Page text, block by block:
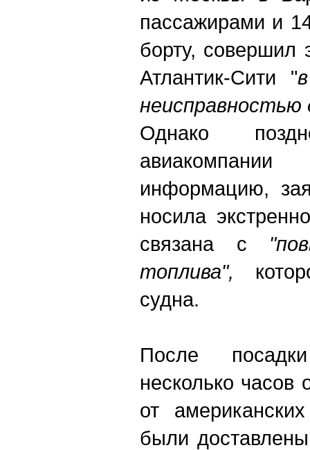
пассажирами и
борту, совершил
Атлантик-Сити "
неисправностью
Однако
информацию,
носила
связана с
топлива",
судна.
После
несколько
от
были